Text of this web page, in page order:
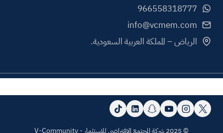
info@vcmem.com
الرياض – المملكة العربية السعودية.
© 2025 شركة المجتمع الافتراضي للاستثمار - V-Community